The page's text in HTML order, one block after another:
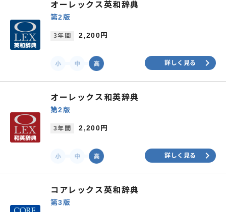
オーレックス英和辞典
第2版
3年間 2,200円
詳しく見る keyboard_arrow_right
オーレックス和英辞典
第2版
3年間 2,200円
詳しく見る keyboard_arrow_right
コアレックス英和辞典
第3版